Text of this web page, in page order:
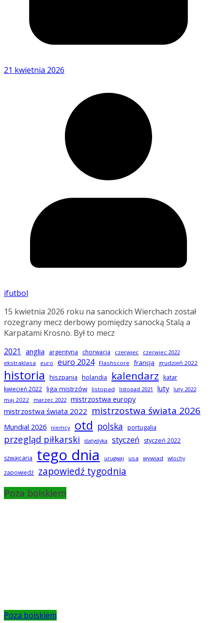
21 kwietnia 2026
ifutbol
15 kwietnia 2026 roku na sanockich Wierchach został
rozegrany mecz derbowy pomiędzy sanocką Stalą a
Karpatami Krosno. Był to mecz
2021
anglia argentyna chorwacja czerwiec
czerwiec 2022
ekstraklasa
euro euro 2024 Flashscore francja grudzień 2022
historia hiszpania holandia kalendarz katar
kwiecień 2022 liga mistrzów listopad listopad 2021 luty
luty 2022
maj 2022
marzec 2022 mistrzostwa europy
mistrzostwa świata 2022 mistrzostwa świata 2026
Mundial 2026 niemcy otd polska portugalia
przegląd piłkarski statystyka styczeń styczeń 2022
szwajcaria tego dnia urugwaj usa wywiad włochy
zapowiedź zapowiedź tygodnia
Poza boiskiem
Poza boiskiem